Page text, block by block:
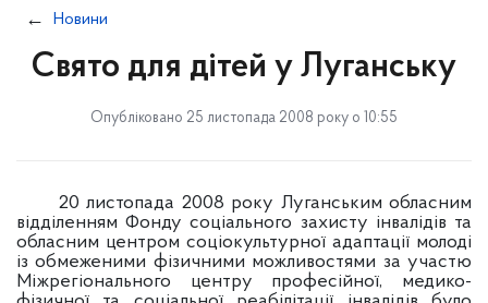
Новини
Свято для дітей у Луганську
Опубліковано 25 листопада 2008 року о 10:55
20 листопада 2008 року Луганським обласним
відділенням Фонду соціального захисту інвалідів та
обласним центром соціокультурної адаптації молоді
із обмеженими фізичними можливостями за участю
Міжрегіонального центру професійної, медико-